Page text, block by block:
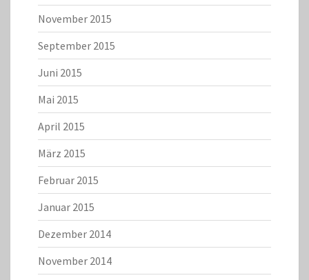
November 2015
September 2015
Juni 2015
Mai 2015
April 2015
März 2015
Februar 2015
Januar 2015
Dezember 2014
November 2014